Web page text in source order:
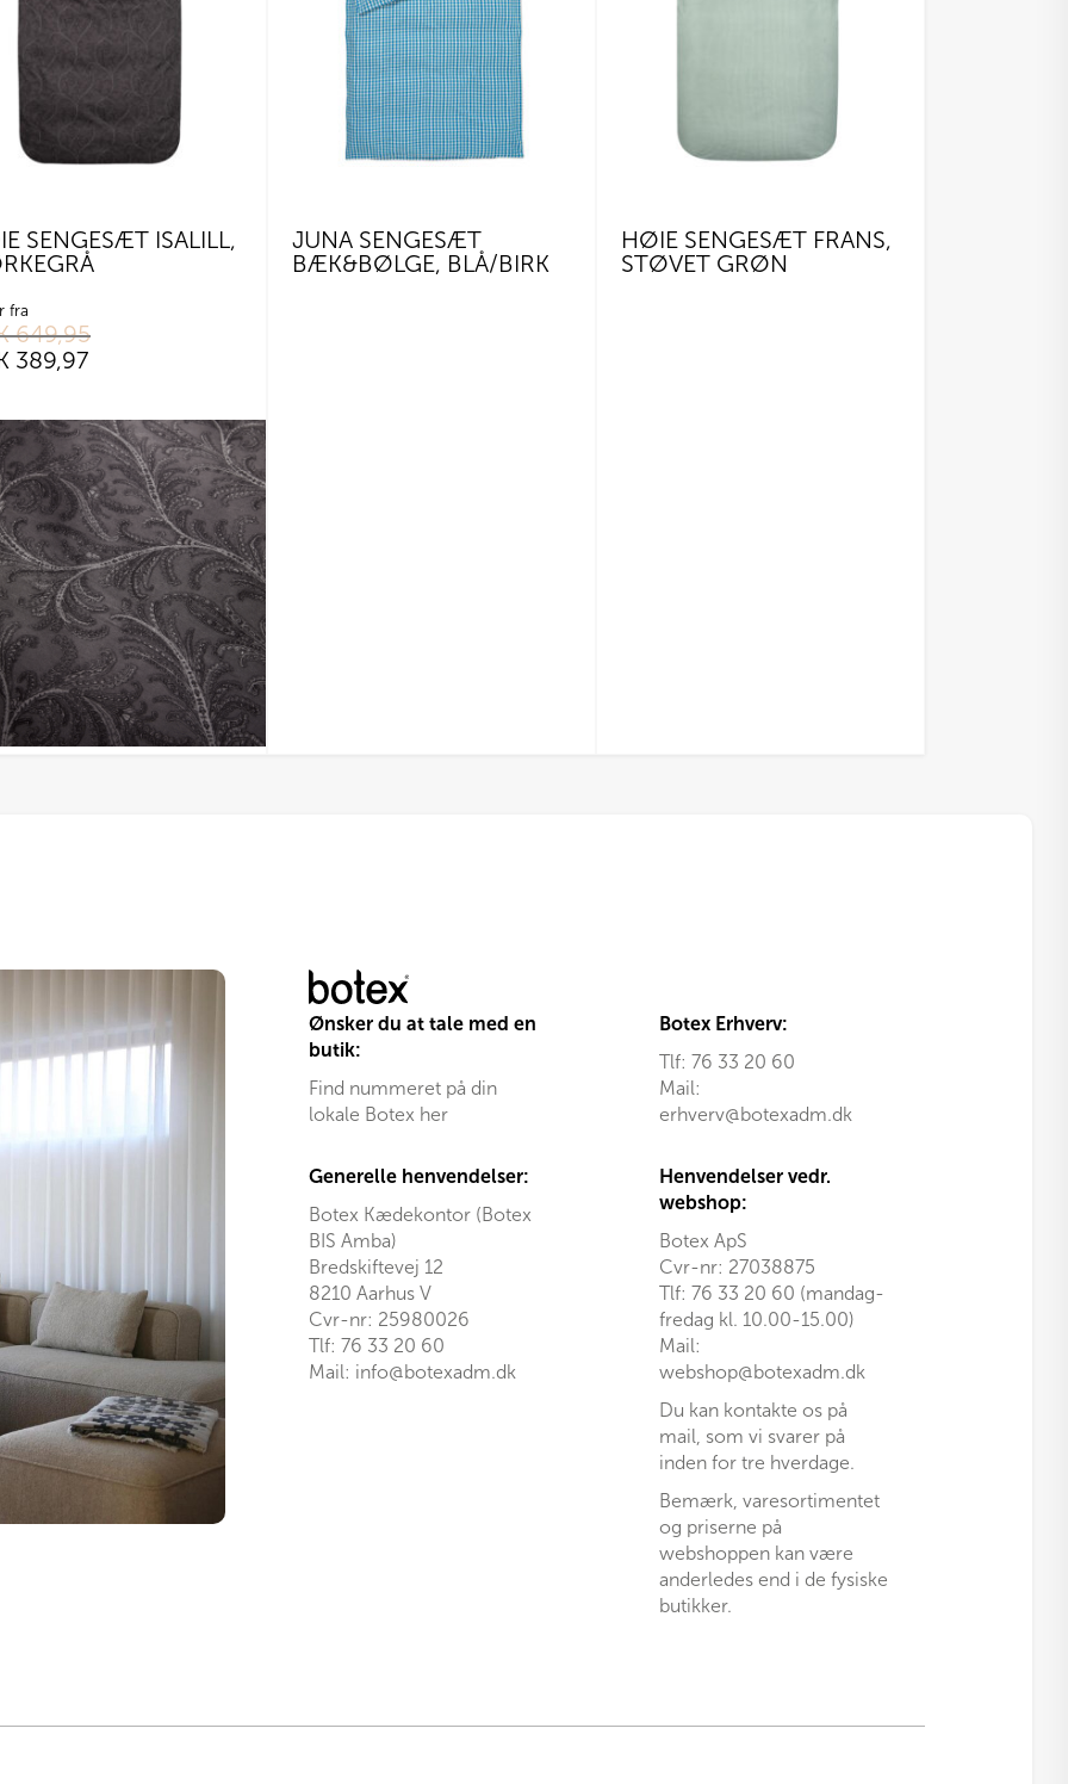
SENGESÆT ISALILL,
fra
649,95
389,97
JUNA SENGESÆT
BÆK&BØLGE, BLÅ/BIRK
HØIE SENGESÆT FRANS,
STØVET GRØN
Ønsker du at tale med en
butik:
Find nummeret på din
lokale Botex her
Botex Erhverv:
Tlf: 76 33 20 60
Mail:
erhverv@botexadm.dk
Generelle henvendelser:
Botex Kædekontor (Botex
BIS Amba)
Bredskiftevej 12
8210 Aarhus V
Cvr-nr: 25980026
Tlf: 76 33 20 60
Mail: info@botexadm.dk
Henvendelser vedr.
webshop:
Botex ApS
Cvr-nr: 27038875
Tlf: 76 33 20 60 (mandag-
fredag kl. 10.00-15.00)
Mail:
webshop@botexadm.dk
Du kan kontakte os på
mail, som vi svarer på
inden for tre hverdage.
Bemærk, varesortimentet
og priserne på
webshoppen kan være
anderledes end i de fysiske
butikker.